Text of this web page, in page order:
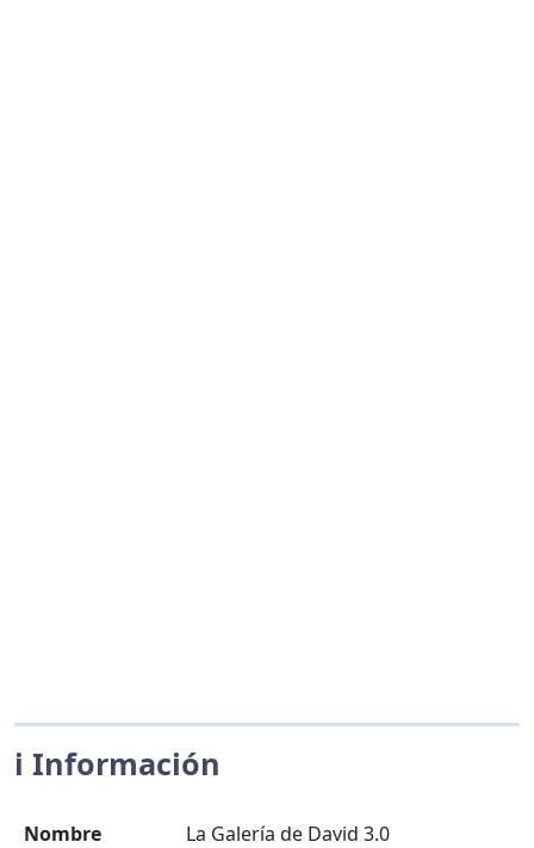
ℹ️ Información
Nombre
La Galería de David 3.0